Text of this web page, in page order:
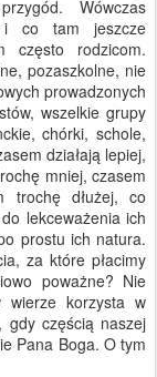
Wówczas
i co tam jeszcze
często rodzicom.
pozaszkolne, nie
prowadzonych
wszelkie grupy
chórki, schole,
działają lepiej,
mniej, czasem
trochę dłużej, co
lekceważenia ich
prostu ich natura.
za które płacimy
poważne? Nie
wierze korzysta w
gdy częścią naszej
Pana Boga. O tym